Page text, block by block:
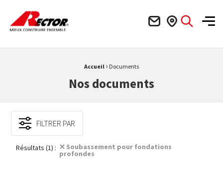
Rector Mieux construire ensemble
Accueil › Documents
Nos documents
FILTRER PAR
Résultats (1) : Soubassement pour fondations
profondes